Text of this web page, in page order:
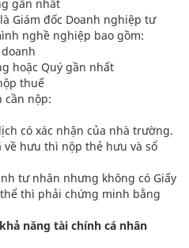
gần nhất
Giám đốc Doanh nghiệp tư
nghề nghiệp bao gồm:
hoặc Quý gần nhất
thuế
cần nộp:
có xác nhận của nhà trường.
hưu thì nộp thẻ hưu và sổ
tư nhân nhưng không có Giấy
thì phải chứng minh bằng
năng tài chính cá nhân